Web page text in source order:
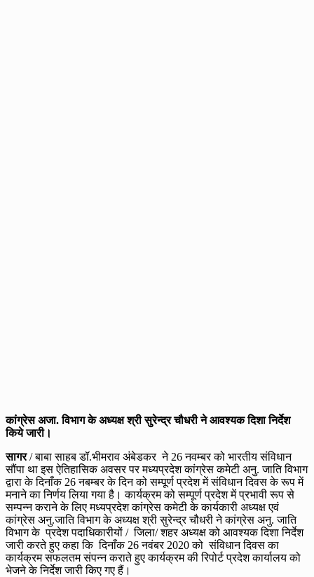
कांग्रेस अजा. विभाग के अध्यक्ष श्री सुरेन्द्र चौधरी ने आवश्यक दिशा निर्देश
किये जारी।
सागर/ बाबा साहब डॉ.भीमराव अंबेडकर ने 26 नवम्बर को भारतीय संविधान
सौंपा था इस ऐतिहासिक अवसर पर मध्यप्रदेश कांग्रेस कमेटी अनु. जाति विभाग
द्वारा के दिनाँक 26 नबम्बर के दिन को सम्पूर्ण प्रदेश में संविधान दिवस के रूप में
मनाने का निर्णय लिया गया है। कार्यक्रम को सम्पूर्ण प्रदेश में प्रभावी रूप से
सम्पन्न कराने के लिए मध्यप्रदेश कांग्रेस कमेटी के कार्यकारी अध्यक्ष एवं
कांग्रेस अनु.जाति विभाग के अध्यक्ष श्री सुरेन्द्र चौधरी ने कांग्रेस अनु. जाति
विभाग के प्रदेश पदाधिकारीयों / जिला/ शहर अध्यक्ष को आवश्यक दिशा निर्देश
जारी करते हुए कहा कि दिनाँक 26 नवंबर 2020 को संविधान दिवस का
कार्यक्रम सफलतम संपन्न कराते हुए कार्यक्रम की रिपोर्ट प्रदेश कार्यालय को
भेजने के निर्देश जारी किए गए हैं।